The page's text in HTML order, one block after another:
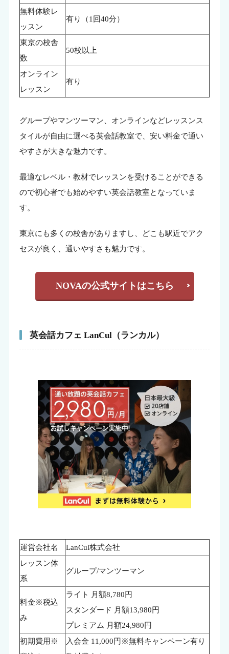
無料体験レ
ッスン
有り（1回40分）
東京の校舎
数
50校以上
オンライン
レッスン
有り
グループやマンツーマン、オンラインなどレッスンス
タイルが自由に選べる英会話教室で、安い料金で通い
やすさが大きな魅力です。
最適なレベル・教材でレッスンを受けることができる
ので初心者でも始めやすい英会話教室となっていま
す。
東京にも多くの校舎がありますし、どこも駅近でアク
セスが良く、通いやすさも魅力です。
NOVAの公式サイトはこちら
英会話カフェ LanCul（ランカル）
運営会社名
LanCul株式会社
レッスン体
系
グループ/マンツーマン
料金※税込
み
ライト 月額8,780円
スタンダード 月額13,980円
プレミアム 月額24,980円
初期費用※
入会金 11,000円※無料キャンペーン有り